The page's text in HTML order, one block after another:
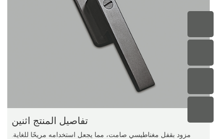
تفاصيل المنتج اثنين
مزود بقفل مغناطيسي صامت، مما يجعل استخدامه مريحًا للغاية.